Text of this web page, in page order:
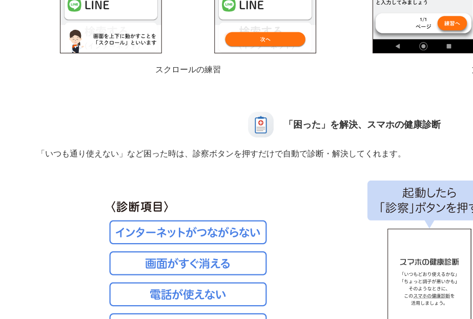
スクロールの練習
「困った」を解決、スマホの健康診断
「いつも通り使えない」など困った時は、診察ボタンを押すだけで自動で診断・解決してくれます。